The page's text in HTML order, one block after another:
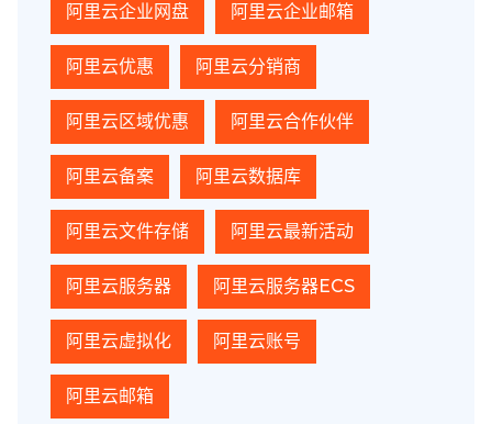
阿里云企业网盘 阿里云企业邮箱
阿里云优惠 阿里云分销商
阿里云区域优惠 阿里云合作伙伴
阿里云备案 阿里云数据库
阿里云文件存储 阿里云最新活动
阿里云服务器 阿里云服务器ECS
阿里云虚拟化 阿里云账号
阿里云邮箱